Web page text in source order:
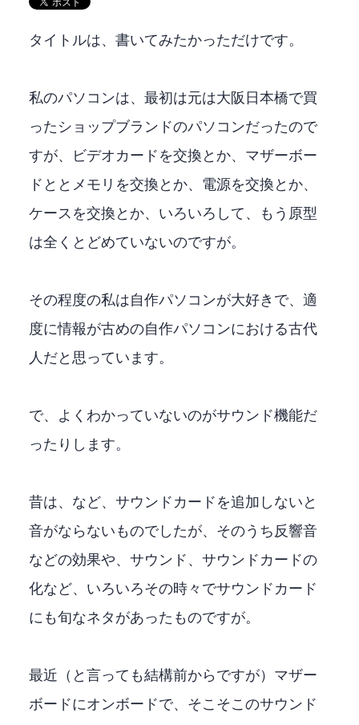
タイトルは、書いてみたかっただけです。
私のパソコンは、最初は元は大阪日本橋で買
ったショップブランドのパソコンだったので
すが、ビデオカードを交換とか、マザーボー
ドとCPUとメモリを交換とか、電源を交換とか、
ケースを交換とか、いろいろして、もう原型
は全くとどめていないのですが。
その程度の私は自作パソコンが大好きで、適
度に情報が古めの自作パソコンにおける古代
人だと思っています。
で、よくわかっていないのがサウンド機能だ
ったりします。
昔は、Soundblasterなど、サウンドカードを追加しないと
音がならないものでしたが、そのうち反響音
などの効果や、3Dサウンド、サウンドカードのPCI
化など、いろいろその時々でサウンドカード
にも旬なネタがあったものですが。
最近（と言っても結構前からですが）マザー
ボードにオンボードで、そこそこのサウンド